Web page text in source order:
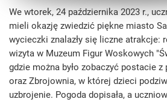
We wtorek, 24 października 2023 r.,
mieli okazję zwiedzić piękne miasto
wycieczki znalazły się liczne atrakcje:
wizyta w Muzeum Figur Woskowych
gdzie można było zobaczyć postacie
oraz Zbrojownia, w której dzieci
uzbrojenie. Pogoda dopisała, a